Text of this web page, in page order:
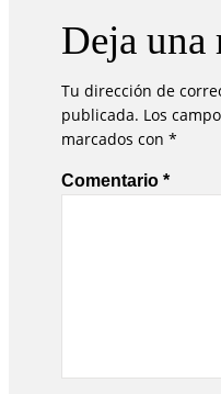
Deja una
Tu dirección de
publicada. Los
marcados con *
Comentario *